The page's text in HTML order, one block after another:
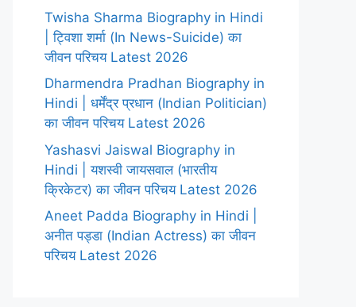
Twisha Sharma Biography in Hindi
| ट्विशा शर्मा (In News-Suicide) का
जीवन परिचय Latest 2026
Dharmendra Pradhan Biography in
Hindi | धर्मेंद्र प्रधान (Indian Politician)
का जीवन परिचय Latest 2026
Yashasvi Jaiswal Biography in
Hindi | यशस्वी जायसवाल (भारतीय
क्रिकेटर) का जीवन परिचय Latest 2026
Aneet Padda Biography in Hindi |
अनीत पड्डा (Indian Actress) का जीवन
परिचय Latest 2026